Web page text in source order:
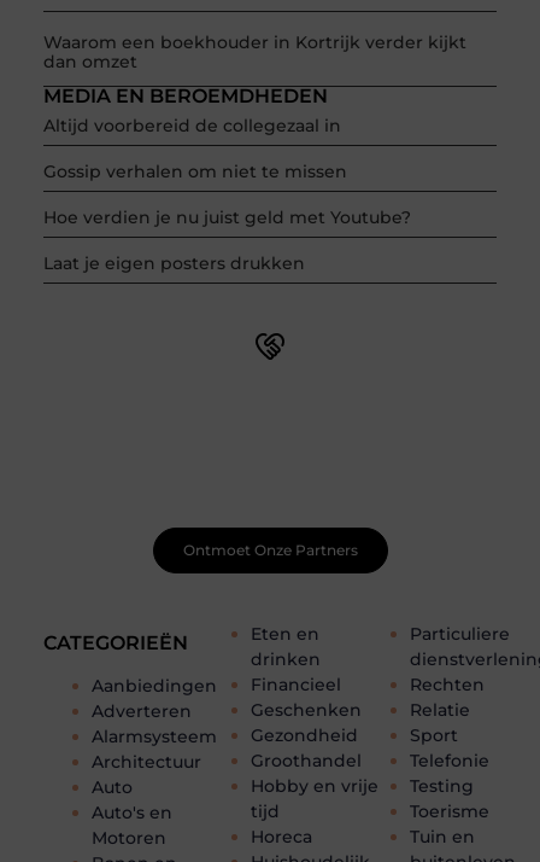
Waarom een boekhouder in Kortrijk verder kijkt
dan omzet
CATEGORIEËN
Aanbiedingen
Adverteren
Alarmsysteem
Architectuur
Auto
Auto's en
Motoren
Eten en
drinken
Financieel
Geschenken
Gezondheid
Groothandel
Hobby en vrije
tijd
Horeca
Particuliere
Rechten
Relatie
Sport
Telefonie
Testing
Toerisme
Tuin en
MEDIA EN BEROEMDHEDEN
Altijd voorbereid de collegezaal in
Gossip verhalen om niet te missen
Hoe verdien je nu juist geld met Youtube?
Laat je eigen posters drukken
Ontmoet Onze Partners